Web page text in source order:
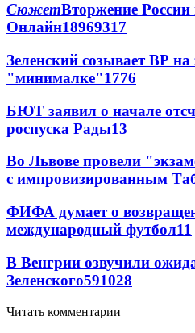
СюжетВторжение России
Онлайн18969317
Зеленский созывает ВР на
"минималке"1776
БЮТ заявил о начале
роспуска Рады13
Во Львове провели
с импровизированным
ФИФА думает о
международный футбол11
В Венгрии озвучили
Зеленского591028
Читать комментарии